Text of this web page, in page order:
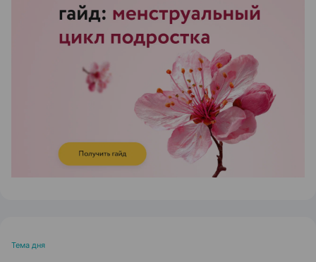
ЭФФЕКТИВНАЯ РЕКЛАМА НА САЙТЕ
Тема дня